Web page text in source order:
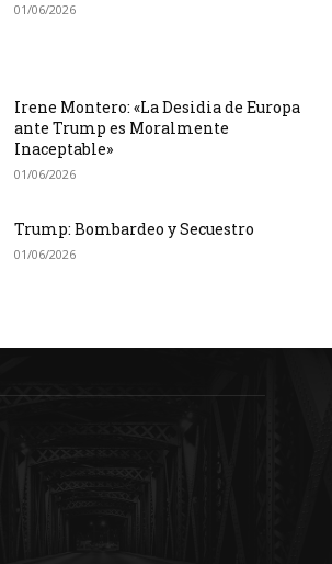
01/06/2026
Irene Montero: «La Desidia de Europa
ante Trump es Moralmente
Inaceptable»
01/06/2026
Trump: Bombardeo y Secuestro
01/06/2026